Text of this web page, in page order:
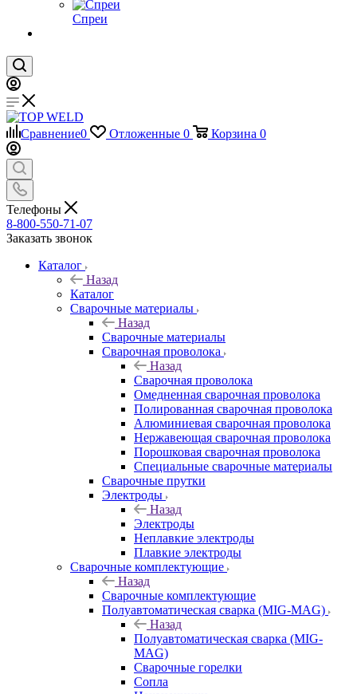
Спреи
Сравнение0 Отложенные 0 Корзина 0
Телефоны
8-800-550-71-07
Заказать звонок
Каталог
Назад
Каталог
Сварочные материалы
Назад
Сварочные материалы
Сварочная проволока
Назад
Сварочная проволока
Омедненная сварочная проволока
Полированная сварочная проволока
Алюминиевая сварочная проволока
Нержавеющая сварочная проволока
Порошковая сварочная проволока
Специальные сварочные материалы
Сварочные прутки
Электроды
Назад
Электроды
Неплавкие электроды
Плавкие электроды
Сварочные комплектующие
Назад
Сварочные комплектующие
Полуавтоматическая сварка (MIG-MAG)
Назад
Полуавтоматическая сварка (MIG-
MAG)
Сварочные горелки
Сопла